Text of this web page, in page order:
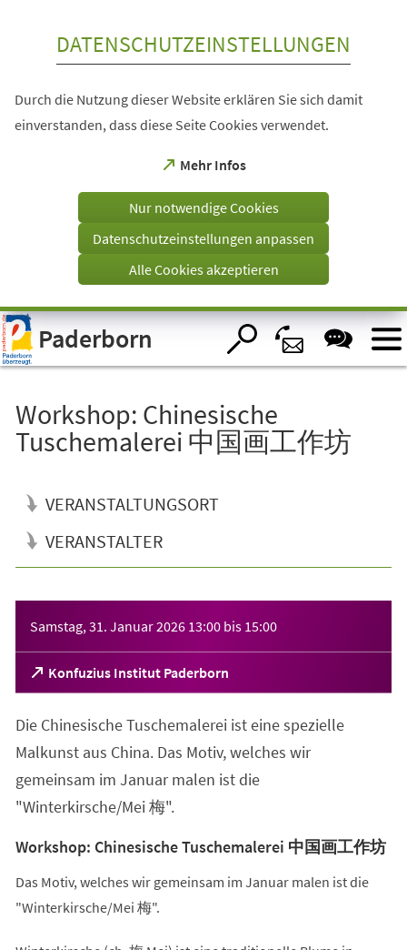
Visuelle
Assistenzsoftware
öffnen.
DATENSCHUTZEINSTELLUNGEN
Durch die Nutzung dieser Website erklären Sie sich damit
einverstanden, dass diese Seite Cookies verwendet.
Mehr Infos
(Öffnet
einem
Tab)
Nur notwendige Cookies
Datenschutzeinstellungen anpassen
Alle Cookies akzeptieren
Paderborn
Workshop: Chinesische
Tuschemalerei 中国画工作坊
VERANSTALTUNGSORT
VERANSTALTER
Samstag, 31. Januar 2026 13:00 bis 15:00
Konfuzius Institut Paderborn
(Öffnet
in
neuen
Tab)
Die Chinesische Tuschemalerei ist eine spezielle
Malkunst aus China. Das Motiv, welches wir
gemeinsam im Januar malen ist die
"Winterkirsche/Mei 梅".
Workshop: Chinesische Tuschemalerei 中国画工作坊
Das Motiv, welches wir gemeinsam im Januar malen ist die
"Winterkirsche/Mei 梅".